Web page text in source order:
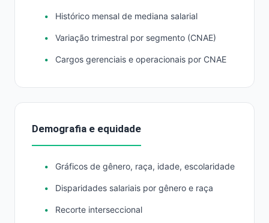
Histórico mensal de mediana salarial
Variação trimestral por segmento (CNAE)
Cargos gerenciais e operacionais por CNAE
Demografia e equidade
Gráficos de gênero, raça, idade, escolaridade
Disparidades salariais por gênero e raça
Recorte interseccional